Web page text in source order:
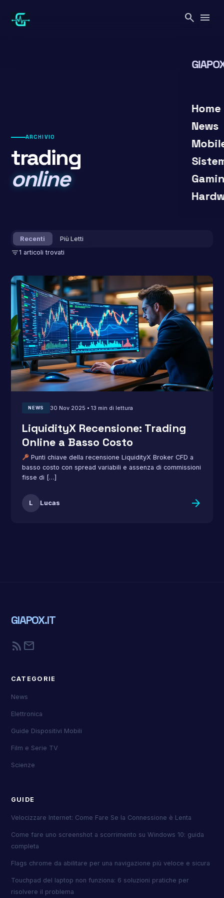
contenuto
search menu
Home
News
close
ARCHIVIO
trading
online
Recenti Più Letti
filter_list1 articoli trovati
NEWS 30 Nov 2025 • 13 min di lettura
LiquidityX Recensione: Trading
Online a Basso Costo
Punti chiave della recensione LiquidityX Broker CFD a
basso costo con spread variabili e assenza di commissioni
fisse di […]
L Lucas arrow_forward
GIAPOX.IT
rss_feed mail
CATEGORIE
News
Elettronica
Guide Dispositivi Mobili
Film e Serie TV
Scienze
GUIDE
Velocizzare Internet: Come Fare Se la Connessione è Lenta
Come fare uno screenshot a scorrimento su Windows 10: guida
completa
Flags chrome da abilitare per una navigazione più veloce e sicura
Touchpad del laptop non funziona: 6 soluzioni pratiche per
risolvere il problema